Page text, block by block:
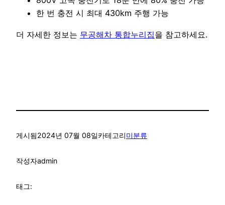
한 번 충전 시 최대 430km 주행 가능
더 자세한 정보는 무공해차 통합누리집을 참고하세요.
게시됨2024년 07월 08일카테고리미분류
작성자admin
태그: